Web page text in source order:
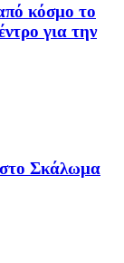
κόσμο το
για την
Σκάλωμα